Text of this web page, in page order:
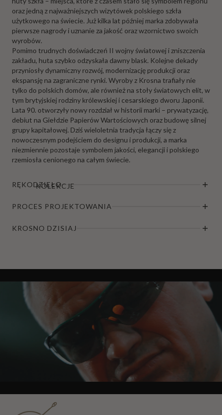
KOLEKCJE
oraz jedną z najważniejszych wizytówek polskiego szkła
użytkowego na świecie. Już kilka lat później marka zdobywała
pierwsze nagrody i uznanie za jakość oraz wzornictwo swoich
wyrobów.
Pomimo trudnych doświadczeń II wojny światowej i zniszczenia
zakładu, huta szybko odzyskała dawny blask. Kolejne dekady
przyniosły dynamiczny rozwój, modernizację produkcji oraz
ekspansję na zagraniczne rynki. Wyroby z Krosna trafiały nie
tylko do polskich domów, ale również na stoły światowych elit, w
tym brytyjskiej rodziny królewskiej i cesarskiego dworu Japonii.
Lata 90. otworzyły nowy rozdział w historii marki – prywatyzację,
debiut na Giełdzie Papierów Wartościowych oraz budowę silnej
grupy kapitałowej. Dziś wieloletnia tradycja łączy się z
nowoczesnym podejściem do designu i produkcji, a marka
niezmiennie pozostaje symbolem jakości, elegancji i polskiego
rzemiosła cenionego na całym świecie.
RĘKODZIEŁO
PROCES PROJEKTOWANIA
KROSNO DZISIAJ